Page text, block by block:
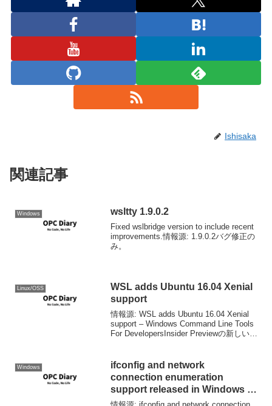
Ishisaka
関連記事
Windows wsltty 1.9.0.2
Fixed wslbridge version to include recent
improvements.情報源: 1.9.0.2バグ修正の
み。
Linux/OSS
WSL adds Ubuntu 16.04 Xenial
support
情報源: WSL adds Ubuntu 16.04 Xenial
support – Windows Command Line Tools
For DevelopersInsider Previewの新しいビ
Windows
ifconfig and network
connection enumeration
support released in Windows 10
Insider build 14965